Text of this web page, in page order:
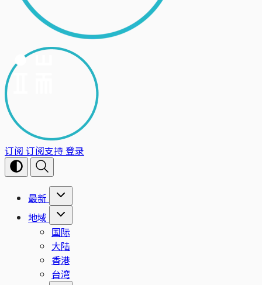
订阅 订阅支持登录
最新
地域
国际
大陆
香港
台湾